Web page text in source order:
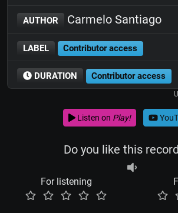
AUTHOR Carmelo Santiago
LABEL Contributor access
DURATION Contributor access
Listen on Play!
Do you like this
For listening